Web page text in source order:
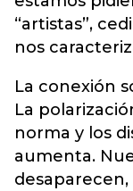
“artistas”,
nos
La conexión
La
norma y los
aumenta.